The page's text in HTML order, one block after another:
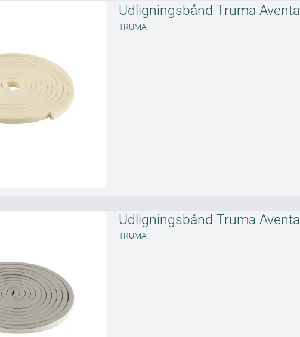
Udligningsbånd Truma Aventa
TRUMA
Udligningsbånd Truma Aventa
TRUMA